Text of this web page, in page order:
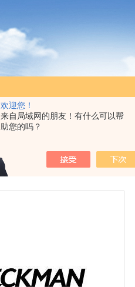
欢迎您！
来自局域网的朋友！有什么可以帮
助您的吗？
首页> 产品中心>